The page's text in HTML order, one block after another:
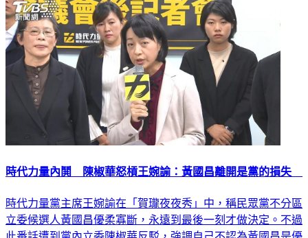
時代力量內鬨 陳椒華怒槓王婉諭：黃國昌離開是黨的損失
時代力量黨主席王婉諭在「賀瓏夜夜秀」中，稱民眾黨不分區
立委候選人黃國昌優柔寡斷，永遠到最後一刻才做決定。不過